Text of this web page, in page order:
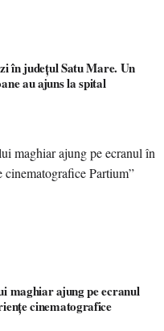
în județul Satu Mare. Un
au ajuns la spital
maghiar ajung pe ecranul
cinematografice